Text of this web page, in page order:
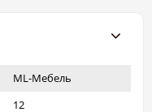
ML-Мебель
12